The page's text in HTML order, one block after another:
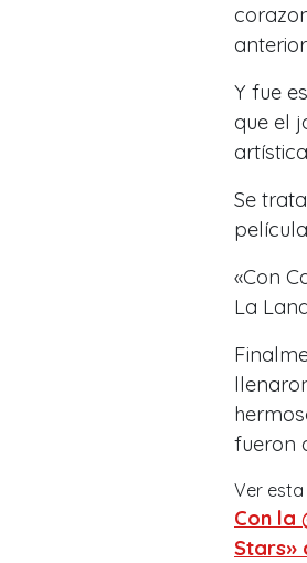
Y fue
que el
Se
«Con
La
fueron
Ver
Con la
Stars»